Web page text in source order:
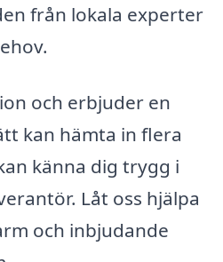
från lokala experter
och erbjuder en
kan hämta in flera
känna dig trygg i
Låt oss hjälpa
och inbjudande